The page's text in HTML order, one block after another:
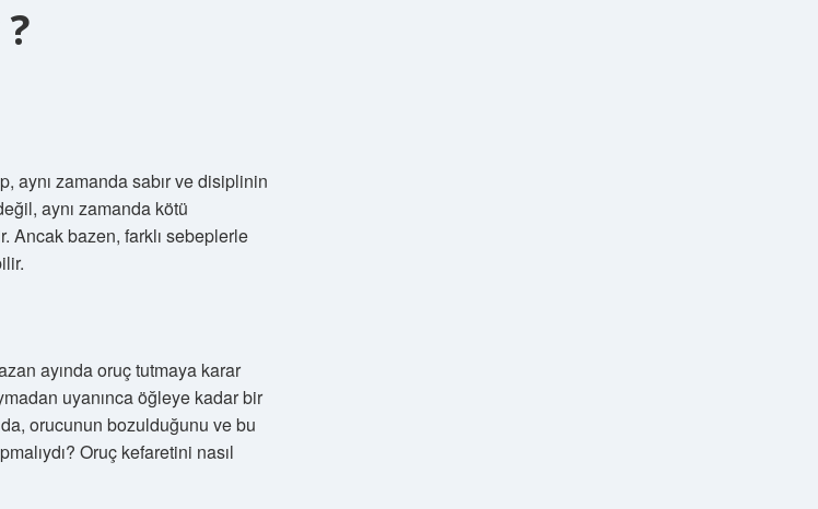
aynı zamanda sabır ve disiplinin
aynı zamanda kötü
Ancak bazen, farklı sebeplerle
ayında oruç tutmaya karar
uyanınca öğleye kadar bir
orucunun bozulduğunu ve bu
Oruç kefaretini nasıl